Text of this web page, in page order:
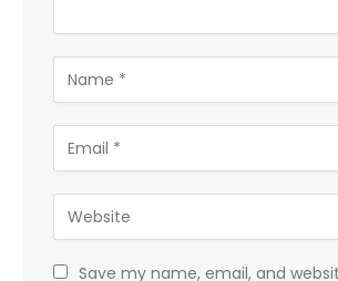
Save my name, email, and